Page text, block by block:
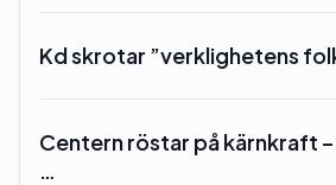
Kd skrotar ”verklighetens
Centern röstar på kärnkraft
…